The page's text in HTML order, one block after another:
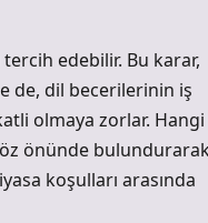
edebilir. Bu karar,
de, dil becerilerinin iş
olmaya zorlar. Hangi
önünde
koşulları arasında